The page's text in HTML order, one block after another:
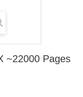
~22000 Pages